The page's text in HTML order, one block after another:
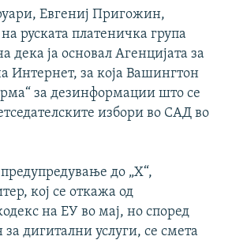
Евгениј Пригожин,
руската платеничка група
дека ја основал Агенцијата за
Интернет, за која Вашингтон
за дезинформации што се
избори во САД во
до „X“,
кој се откажа од
на ЕУ во мај, но според
дигитални услуги, се смета